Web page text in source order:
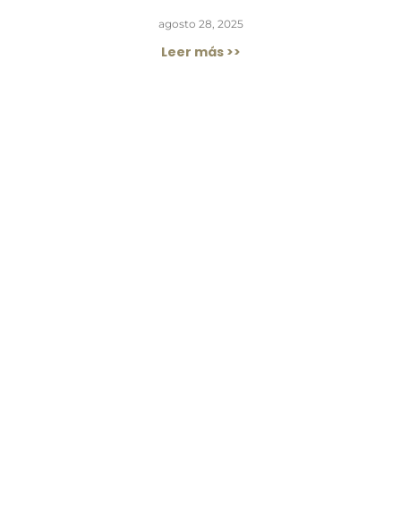
agosto 28, 2025
Leer más >>